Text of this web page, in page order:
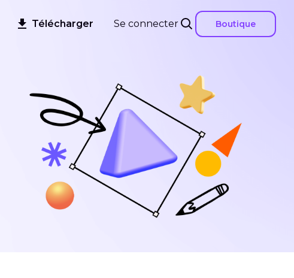
Se connecter Boutique
Télécharger